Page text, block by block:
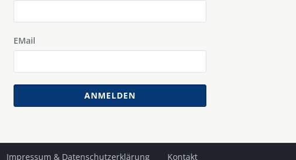
EMail
ANMELDEN
Impressum & Datenschutzerklärung Kontakt